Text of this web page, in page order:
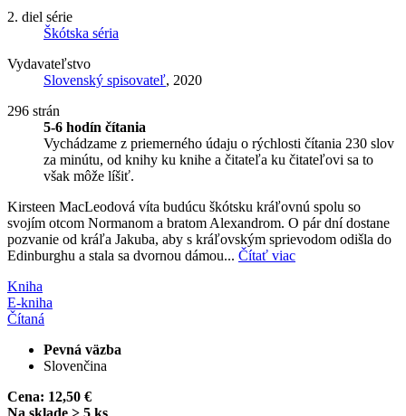
2. diel série
Škótska séria
Vydavateľstvo
Slovenský spisovateľ, 2020
296 strán
5-6 hodín čítania
Vychádzame z priemerného údaju o rýchlosti čítania 230 slov
za minútu, od knihy ku knihe a čitateľa ku čitateľovi sa to
však môže líšiť.
Kirsteen MacLeodová víta budúcu škótsku kráľovnú spolu so
svojím otcom Normanom a bratom Alexandrom. O pár dní dostane
pozvanie od kráľa Jakuba, aby s kráľovským sprievodom odišla do
Edinburghu a stala sa dvornou dámou... Čítať viac
Kniha
E-kniha
Čítaná
Pevná väzba
Slovenčina
Cena: 12,50 €
Na sklade > 5 ks